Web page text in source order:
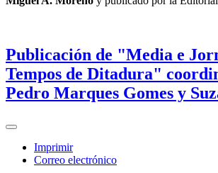
Publicación de "Media e
Tempos de Ditadura"
Pedro Marques Gomes y
Imprimir
Correo electrónico